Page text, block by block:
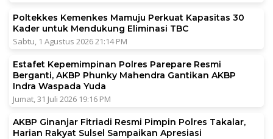
Poltekkes Kemenkes Mamuju Perkuat Kapasitas 30
Kader untuk Mendukung Eliminasi TBC
Sabtu, 1 Agustus 2026 21:14 PM
Estafet Kepemimpinan Polres Parepare Resmi
Berganti, AKBP Phunky Mahendra Gantikan AKBP
Indra Waspada Yuda
Jumat, 31 Juli 2026 19:16 PM
AKBP Ginanjar Fitriadi Resmi Pimpin Polres Takalar,
Harian Rakyat Sulsel Sampaikan Apresiasi